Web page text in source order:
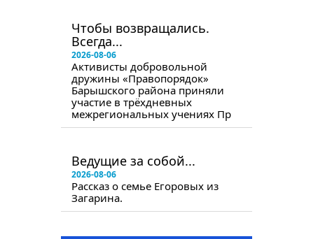
Чтобы возвращались.
Всегда...
2026-08-06
Активисты добровольной
дружины «Правопорядок»
Барышского района приняли
участие в трёхдневных
межрегиональных учениях Пр
Ведущие за собой...
2026-08-06
Рассказ о семье Егоровых из
Загарина.